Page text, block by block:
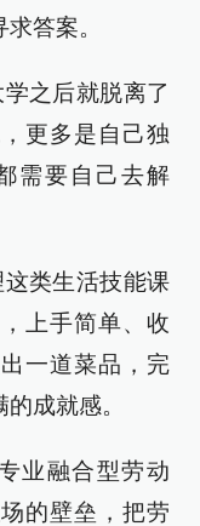
答案。
之后就脱离了
更多是自己独
需要自己去解
类生活技能课
上手简单、收
一道菜品，完
成就感。
业融合型劳动
的壁垒，把劳